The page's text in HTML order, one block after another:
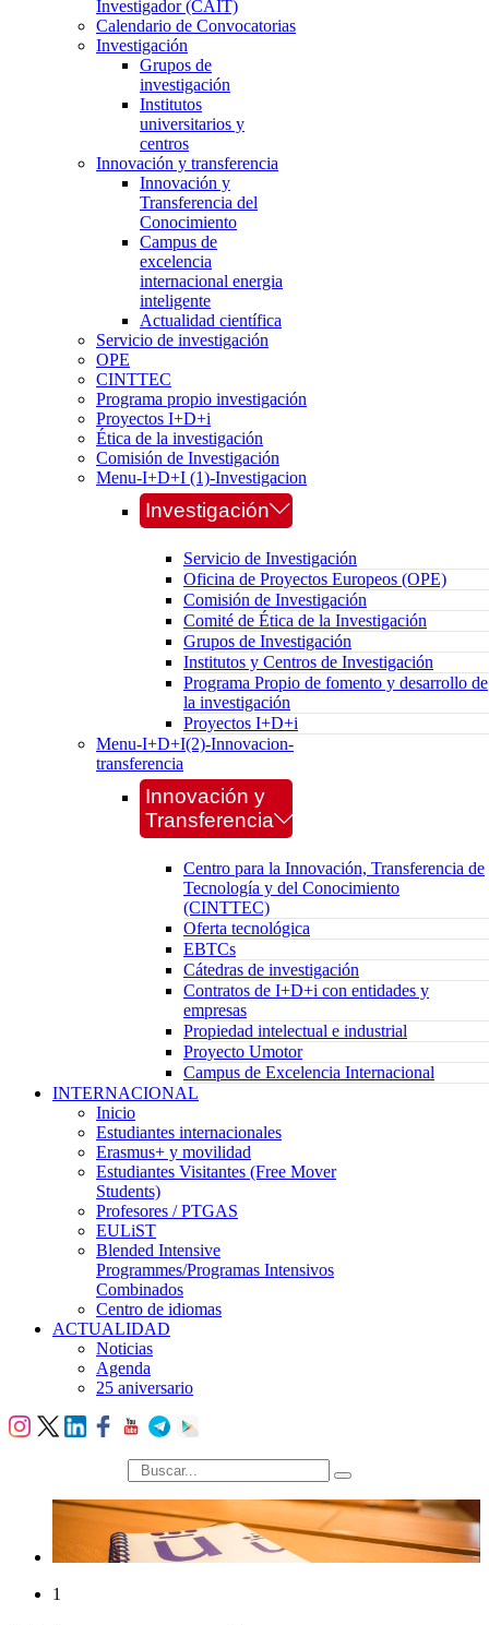
Investigador (CAIT)
Calendario de Convocatorias
Investigación
Grupos de
investigación
Institutos
universitarios y
centros
Innovación y transferencia
Innovación y
Transferencia del
Conocimiento
Campus de
excelencia
internacional energia
inteligente
Actualidad científica
Servicio de investigación
OPE
CINTTEC
Programa propio investigación
Proyectos I+D+i
Ética de la investigación
Comisión de Investigación
Menu-I+D+I (1)-Investigacion
Investigación
Servicio de Investigación
Oficina de Proyectos Europeos (OPE)
Comisión de Investigación
Comité de Ética de la Investigación
Grupos de Investigación
Institutos y Centros de Investigación
Programa Propio de fomento y desarrollo de
la investigación
Proyectos I+D+i
Menu-I+D+I(2)-Innovacion-
transferencia
Innovación y
Transferencia
Centro para la Innovación, Transferencia de
Tecnología y del Conocimiento
(CINTTEC)
Oferta tecnológica
EBTCs
Cátedras de investigación
Contratos de I+D+i con entidades y
empresas
Propiedad intelectual e industrial
Proyecto Umotor
Campus de Excelencia Internacional
INTERNACIONAL
Inicio
Estudiantes internacionales
Erasmus+ y movilidad
Estudiantes Visitantes (Free Mover
Students)
Profesores / PTGAS
EULiST
Blended Intensive
Programmes/Programas Intensivos
Combinados
Centro de idiomas
ACTUALIDAD
Noticias
Agenda
25 aniversario
búsqueda
1